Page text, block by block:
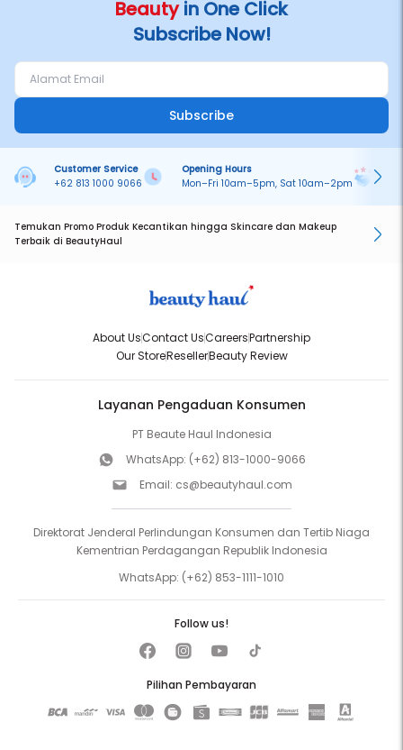
Beautyin One Click
Subscribe Now!
Subscribe
Customer Service
+62 813 1000 9066
Opening Hours
Mon–Fri 10am–5pm, Sat 10am–2pm
Temukan Promo Produk Kecantikan hingga Skincare dan Makeup
Terbaik di BeautyHaul
About UsContact UsCareersPartnership
Our StoreResellerBeauty Review
Layanan Pengaduan Konsumen
PT Beaute Haul Indonesia
WhatsApp: (+62) 813-1000-9066
Email: cs@beautyhaul.com
Direktorat Jenderal Perlindungan Konsumen dan Tertib Niaga
Kementrian Perdagangan Republik Indonesia
WhatsApp: (+62) 853-1111-1010
Pilihan Pembayaran
Follow us!